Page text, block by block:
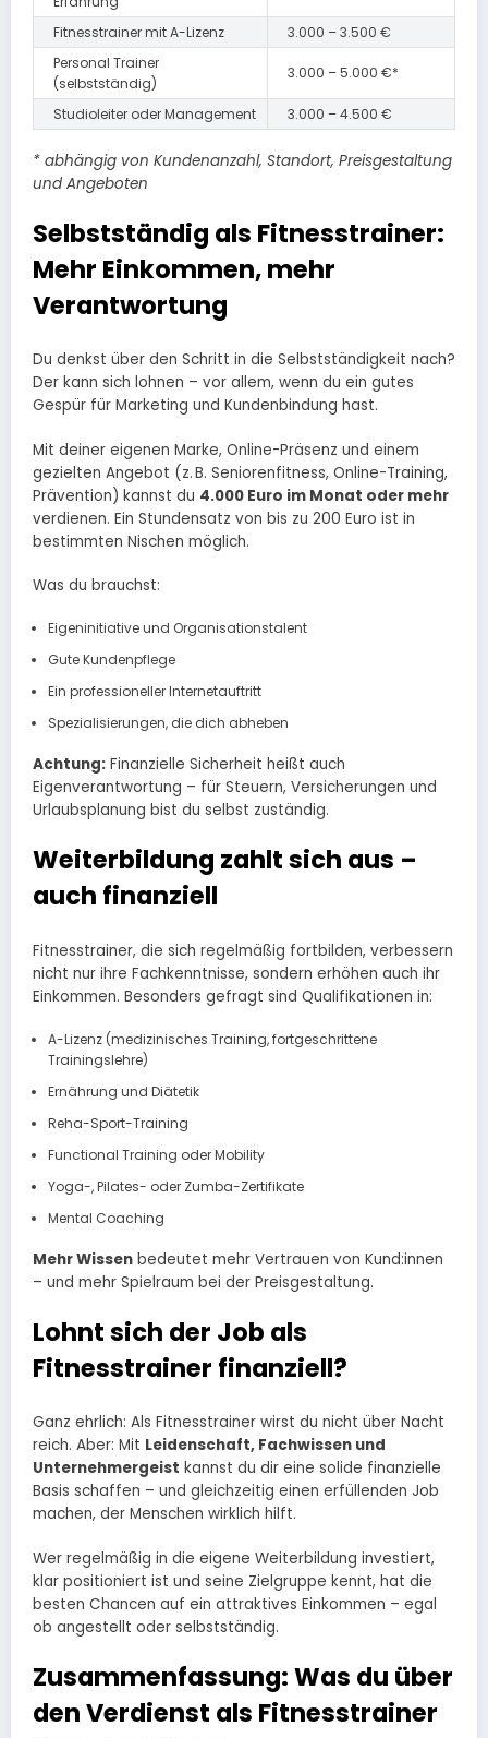
Fitnesstrainer mit A-Lizenz
3.000 – 3.500 €
Personal Trainer
(selbstständig)
3.000 – 5.000 €*
Studioleiter oder Management 3.000 – 4.500 €
* abhängig von Kundenanzahl, Standort, Preisgestaltung
und Angeboten
Selbstständig als Fitnesstrainer:
Mehr Einkommen, mehr
Verantwortung
Du denkst über den Schritt in die Selbstständigkeit nach?
Der kann sich lohnen – vor allem, wenn du ein gutes
Gespür für Marketing und Kundenbindung hast.
Mit deiner eigenen Marke, Online-Präsenz und einem
gezielten Angebot (z. B. Seniorenfitness, Online-Training,
Prävention) kannst du 4.000 Euro im Monat oder mehr
verdienen. Ein Stundensatz von bis zu 200 Euro ist in
bestimmten Nischen möglich.
Was du brauchst:
Eigeninitiative und Organisationstalent
Gute Kundenpflege
Ein professioneller Internetauftritt
Spezialisierungen, die dich abheben
Achtung: Finanzielle Sicherheit heißt auch
Eigenverantwortung – für Steuern, Versicherungen und
Urlaubsplanung bist du selbst zuständig.
Weiterbildung zahlt sich aus –
auch finanziell
Fitnesstrainer, die sich regelmäßig fortbilden, verbessern
nicht nur ihre Fachkenntnisse, sondern erhöhen auch ihr
Einkommen. Besonders gefragt sind Qualifikationen in:
A-Lizenz (medizinisches Training, fortgeschrittene
Trainingslehre)
Ernährung und Diätetik
Reha-Sport-Training
Functional Training oder Mobility
Yoga-, Pilates- oder Zumba-Zertifikate
Mental Coaching
Mehr Wissen bedeutet mehr Vertrauen von Kund:innen
– und mehr Spielraum bei der Preisgestaltung.
Lohnt sich der Job als
Fitnesstrainer finanziell?
Ganz ehrlich: Als Fitnesstrainer wirst du nicht über Nacht
reich. Aber: Mit Leidenschaft, Fachwissen und
Unternehmergeist kannst du dir eine solide finanzielle
Basis schaffen – und gleichzeitig einen erfüllenden Job
machen, der Menschen wirklich hilft.
Wer regelmäßig in die eigene Weiterbildung investiert,
klar positioniert ist und seine Zielgruppe kennt, hat die
besten Chancen auf ein attraktives Einkommen – egal
ob angestellt oder selbstständig.
Zusammenfassung: Was du über
den Verdienst als Fitnesstrainer